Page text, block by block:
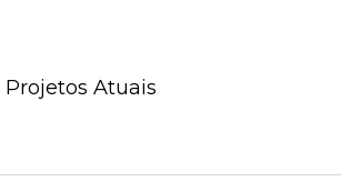
Projetos Atuais